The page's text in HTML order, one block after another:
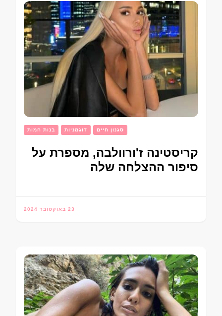
בנות חמות דוגמניות סגנון חיים
קריסטינה ז'ורוולבה, מספרת על
סיפור ההצלחה שלה
23 באוקטובר 2024